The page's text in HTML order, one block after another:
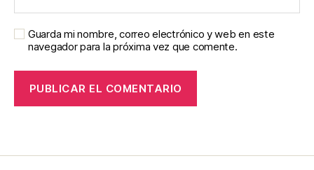
Guarda mi nombre, correo electrónico y web en este
navegador para la próxima vez que comente.